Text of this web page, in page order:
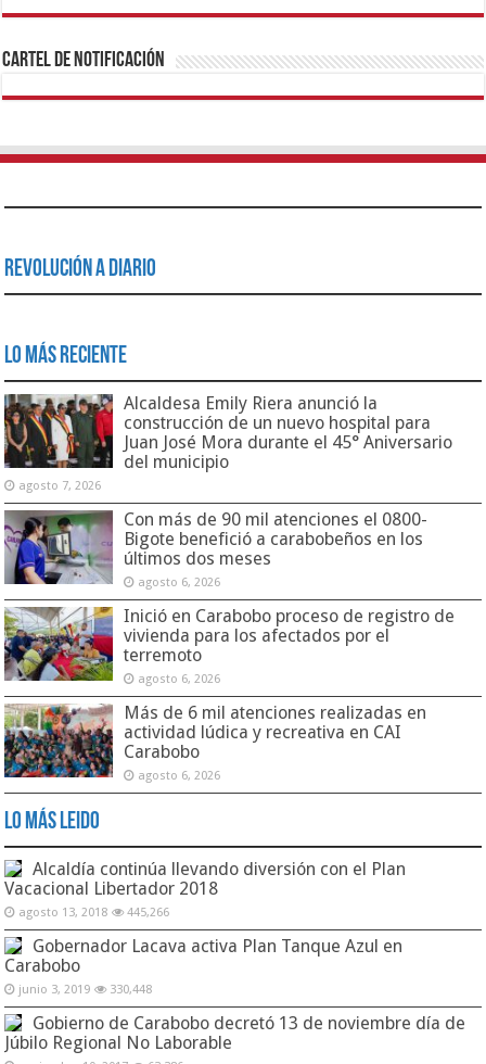
1xbetBetturkeyBetistKralbetSupertotobetTipobetMatadorbetMariobet
https://mvbcasino.com/
Cartel de Notificación
Revolución a Diario
Lo Más Reciente
Alcaldesa Emily Riera anunció la
construcción de un nuevo hospital para
Juan José Mora durante el 45° Aniversario
del municipio
agosto 7, 2026
Con más de 90 mil atenciones el 0800-
Bigote benefició a carabobeños en los
últimos dos meses
agosto 6, 2026
Inició en Carabobo proceso de registro de
vivienda para los afectados por el
terremoto
agosto 6, 2026
Más de 6 mil atenciones realizadas en
actividad lúdica y recreativa en CAI
Carabobo
agosto 6, 2026
Lo Más Leido
Alcaldía continúa llevando diversión con el Plan
Vacacional Libertador 2018
agosto 13, 2018 445,266
Gobernador Lacava activa Plan Tanque Azul en
Carabobo
junio 3, 2019 330,448
Gobierno de Carabobo decretó 13 de noviembre día de
Júbilo Regional No Laborable